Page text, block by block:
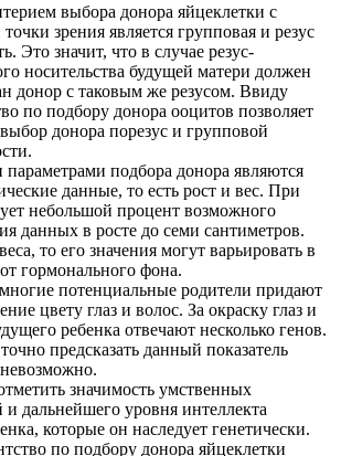
выбора донора яйцеклетки с
зрения является групповая и резус
Это значит, что в случае резус-
носительства будущей матери должен
донор с таковым же резусом. Ввиду
по подбору донора ооцитов позволяет
донора порезус и групповой
подбора донора являются
данные, то есть рост и вес. При
небольшой процент возможного
данных в росте до семи сантиметров.
то его значения могут варьировать в
гормонального фона.
потенциальные родители придают
цвету глаз и волос. За окраску глаз и
ребенка отвечают несколько генов.
предсказать данный показатель
значимость умственных
и дальнейшего уровня интеллекта
которые он наследует генетически.
по подбору донора яйцеклетки